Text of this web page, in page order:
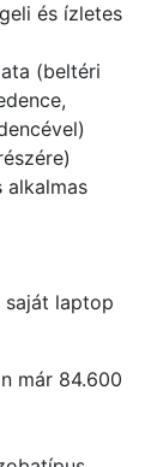
és ízletes
(beltéri
alkalmas
saját laptop
már 84.600